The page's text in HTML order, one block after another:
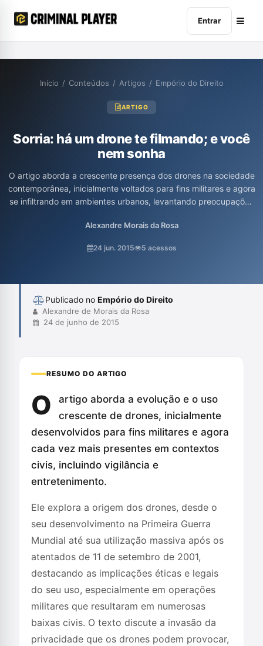
Entrar
Início / Conteúdos / Artigos / Empório do Direito
ARTIGO
Sorria: há um drone te filmando; e você
nem sonha
O artigo aborda a crescente presença dos drones na sociedade
contemporânea, inicialmente voltados para fins militares e agora
se infiltrando em ambientes urbanos, levantando preocupações
dispositivos são utilizados para monitorar a população, podendo
destaca a necessidade de regulamentação e limites legais para
Alexandre Morais da Rosa
24 jun. 2015 5 acessos
Publicado no Empório do Direito
Alexandre de Morais da Rosa
24 de junho de 2015
RESUMO DO ARTIGO
O
artigo aborda a evolução e o uso
crescente de drones, inicialmente
desenvolvidos para fins militares e agora
cada vez mais presentes em contextos
civis, incluindo vigilância e
entretenimento.
Ele explora a origem dos drones, desde o
seu desenvolvimento na Primeira Guerra
Mundial até sua utilização massiva após os
atentados de 11 de setembro de 2001,
destacando as implicações éticas e legais
do seu uso, especialmente em operações
militares que resultaram em numerosas
baixas civis. O texto discute a invasão da
privacidade que os drones podem provocar,